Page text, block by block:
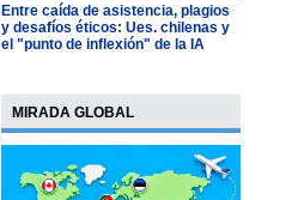
Entre caída de asistencia, plagios
y desafíos éticos: Ues. chilenas y
el "punto de inflexión" de la IA
MIRADA GLOBAL